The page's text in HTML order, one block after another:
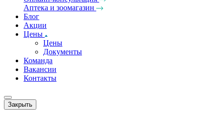
Аптека и зоомагазин
Блог
Акции
Цены
Цены
Документы
Команда
Вакансии
Контакты
Закрыть